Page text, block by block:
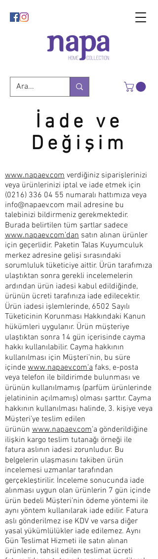
İade ve
Değişim
www.napaev.com verdiğiniz siparişlerinizi
veya ürünlerinizi iptal ve iade etmek için
(0216) 336 04 55 numaralı hattımıza veya
info@napaev.com mail adresine bu
talebinizi bildirmeniz gerekmektedir.
Burada belirtilen tüm şartlar sadece
www.napaev.com’dan satın alınan ürünler
için geçerlidir. Paketin Talas Kuyumculuk
merkez adresine gelişi sırasındaki
sorumluluk tüketiciye aittir. Ürün tarafımıza
ulaştıktan sonra gerekli incelemelerin
ardından ürün iadesi kabul edildiğinde,
ürünün ücreti tarafınıza iade edilecektir.
Ürün iadesi işlemlerinde, 6502 Sayılı
Tüketicinin Korunması Hakkındaki Kanun
hükümleri uygulanır. Ürün müşteriye
ulaştıktan sonra 14 gün içerisinde cayma
hakkı kullanılabilir. Cayma hakkının
kullanılması için Müşteri’nin, bu süre
içinde www.napaev.com’a faks, e-posta
veya telefon ile bildirimde bulunması ve
ürünün kullanılmamış (parfüm ürünlerinde
jelatininin açılmamış) olması şarttır. Cayma
hakkının kullanılması halinde, 3. kişiye veya
Müşteri’ye teslim edilen
ürünün www.napaev.com’a gönderildiğine
ilişkin kargo teslim tutanağı örneği ile
fatura aslının iadesi zorunludur. Bu
belgelerin ulaşmasını takiben ürün
incelemesi uzmanlar tarafından
gerçekleştirilir. İnceleme sonucunda iade
alınması uygun olan ürünlerin 7 gün içinde
ürün bedeli Müşteri’nin ödeme yöntemi ile
aynı yöntem kullanılarak iade edilir. Fatura
aslı gönderilmez ise KDV ve varsa diğer
yasal yükümlülükler iade edilemez. Aynı
Gün Teslimat Hizmeti ile satın alınan
ürünlerin, tahsil edilen teslimat ücreti